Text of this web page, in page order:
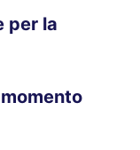
per la